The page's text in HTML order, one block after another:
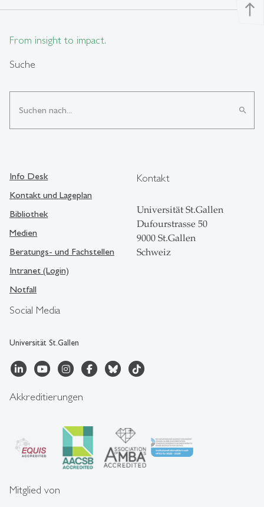
north
From insight to impact.
Suche
search
Social Media
Universität St.Gallen
Info Desk
Kontakt und Lageplan
Bibliothek
Medien
Beratungs- und Fachstellen
Intranet (Login)
Notfall
Kontakt
Universität St.Gallen
Dufourstrasse 50
9000 St.Gallen
Schweiz
Akkreditierungen
Mitglied von